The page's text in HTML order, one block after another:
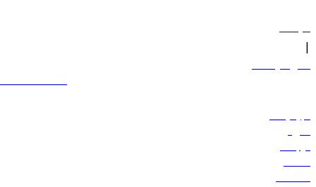
سياساتنا
|
الشروط والأحكام
600 544 445
حجز الرحلات
العروض
الوجهات
الأمتعة
المساعدة